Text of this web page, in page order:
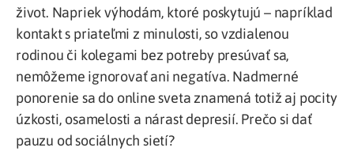
život. Napriek výhodám, ktoré poskytujú – napríklad
kontakt s priateľmi z minulosti, so vzdialenou
rodinou či kolegami bez potreby presúvať sa,
nemôžeme ignorovať ani negatíva. Nadmerné
ponorenie sa do online sveta znamená totiž aj pocity
úzkosti, osamelosti a nárast depresií. Prečo si dať
pauzu od sociálnych sietí?